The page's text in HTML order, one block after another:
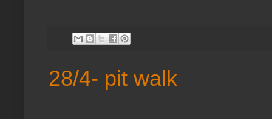
28/4- pit walk